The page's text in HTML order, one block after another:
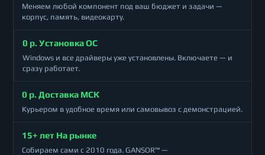
Меняем любой компонент под ваш бюджет и задачи —
корпус, память, видеокарту.
0 р. Установка ОС
Windows и все драйверы уже установлены. Включаете — и
сразу работает.
0 р. Доставка МСК
Курьером в удобное время или самовывоз с демонстрацией.
15+ лет На рынке
Собираем сами с 2010 года. GANSOR™ —